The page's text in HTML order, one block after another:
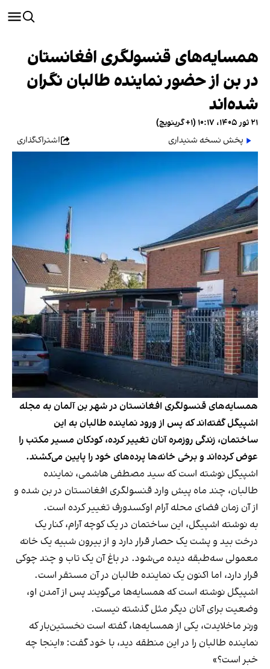
همسایه‌های قنسولگری افغانستان
در بن از حضور نماینده طالبان نگران
شده‌اند
۲۱ ثور ۱۴۰۵، ۱۰:۱۷ (‎+۱ گرینویچ)
پخش نسخه شنیداری
اشتراک‌گذاری
همسایه‌های قنسولگری افغانستان در شهر بن آلمان به مجله
اشپیگل گفته‌اند که پس از ورود نماینده طالبان به این
ساختمان، زندگی روزمره آنان تغییر کرده، کودکان مسیر مکتب را
عوض کرده‌اند و برخی خانه‌ها پرده‌های خود را پایین می‌کشند.
اشپیگل نوشته است که سید مصطفی هاشمی، نماینده
طالبان، چند ماه پیش وارد قنسولگری افغانستان در بن شده و
از آن زمان فضای محله آرام اوکسدورف تغییر کرده است.
به نوشته اشپیگل، این ساختمان در یک کوچه آرام، کنار یک
درخت بید و پشت یک حصار قرار دارد و از بیرون شبیه یک خانه
معمولی سه‌طبقه دیده می‌شود. در باغ آن یک تاب و چند چوکی
قرار دارد، اما اکنون یک نماینده طالبان در آن مستقر است.
اشپیگل نوشته است که همسایه‌ها می‌گویند پس از آمدن او،
وضعیت برای آنان دیگر مثل گذشته نیست.
ورنر ماخلایدت، یکی از همسایه‌ها، گفته است نخستین‌بار که
نماینده طالبان را در این منطقه دید، با خود گفت: «اینجا چه
خبر است؟»